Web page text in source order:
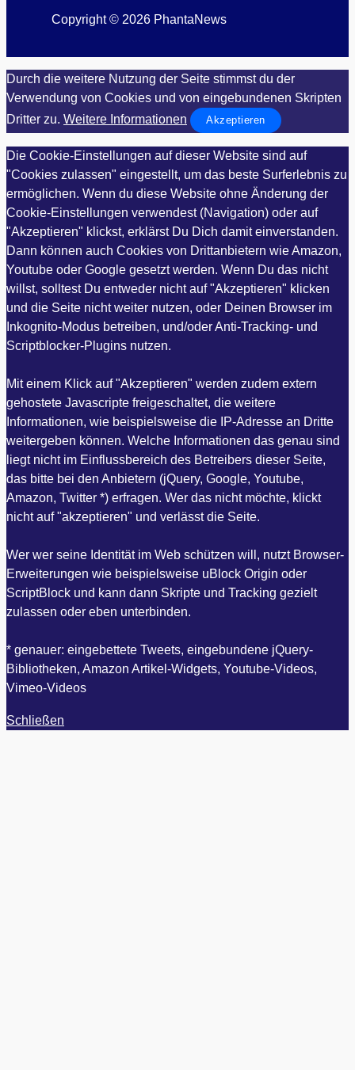
Copyright © 2026 PhantaNews
Durch die weitere Nutzung der Seite stimmst du der
Verwendung von Cookies und von eingebundenen Skripten
Dritter zu. Weitere Informationen Akzeptieren
Die Cookie-Einstellungen auf dieser Website sind auf
"Cookies zulassen" eingestellt, um das beste Surferlebnis zu
ermöglichen. Wenn du diese Website ohne Änderung der
Cookie-Einstellungen verwendest (Navigation) oder auf
"Akzeptieren" klickst, erklärst Du Dich damit einverstanden.
Dann können auch Cookies von Drittanbietern wie Amazon,
Youtube oder Google gesetzt werden. Wenn Du das nicht
willst, solltest Du entweder nicht auf "Akzeptieren" klicken
und die Seite nicht weiter nutzen, oder Deinen Browser im
Inkognito-Modus betreiben, und/oder Anti-Tracking- und
Scriptblocker-Plugins nutzen.
Mit einem Klick auf "Akzeptieren" werden zudem extern
gehostete Javascripte freigeschaltet, die weitere
Informationen, wie beispielsweise die IP-Adresse an Dritte
weitergeben können. Welche Informationen das genau sind
liegt nicht im Einflussbereich des Betreibers dieser Seite,
das bitte bei den Anbietern (jQuery, Google, Youtube,
Amazon, Twitter *) erfragen. Wer das nicht möchte, klickt
nicht auf "akzeptieren" und verlässt die Seite.
Wer wer seine Identität im Web schützen will, nutzt Browser-
Erweiterungen wie beispielsweise uBlock Origin oder
ScriptBlock und kann dann Skripte und Tracking gezielt
zulassen oder eben unterbinden.
* genauer: eingebettete Tweets, eingebundene jQuery-
Bibliotheken, Amazon Artikel-Widgets, Youtube-Videos,
Vimeo-Videos
Schließen